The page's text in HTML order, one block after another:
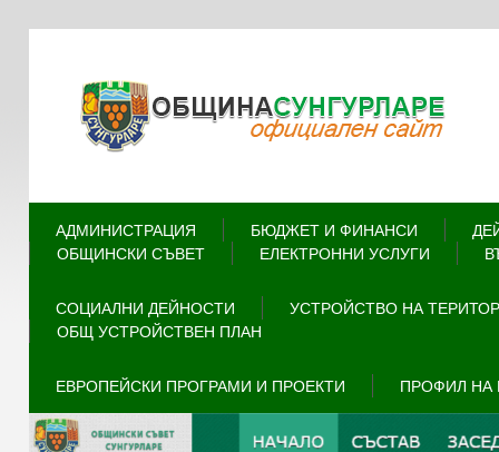
АДМИНИСТРАЦИЯ БЮДЖЕТ И ФИНАНСИ
ОБЩИНСКИ СЪВЕТ
ЕЛЕКТРОННИ УСЛУГИ
СОЦИАЛНИ ДЕЙНОСТИ
УСТРОЙСТВО НА
ОБЩ УСТРОЙСТВЕН ПЛАН
ЕВРОПЕЙСКИ ПРОГРАМИ И ПРОЕКТИ ПРОФИЛ НА